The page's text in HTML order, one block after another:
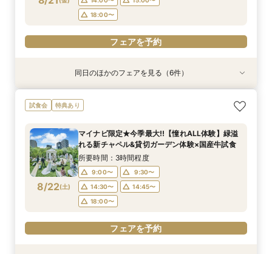
フェアを予約
フェアを予約
フェアを予約
フェアを予約
フェアを予約
18:00〜
フェアを予約
特典あり
8/21(金)
【2件目以降の見学OK】貸切Wフル体験×豪華試
食×お見積り比較
11:00〜
12:00〜
14:00〜
15:00〜
18:00〜
フェアを予約
特典あり
8/21(金)
【10名から全館貸切OK】ミシュラン試食付*少
人数婚ALL体験
11:00〜
12:00〜
14:00〜
15:00〜
18:00〜
フェアを予約
特典あり
8/21(金)
即決ナシ★予算のリアル大公開！本番コーデ×ミ
シュラン試食体験
11:00〜
12:00〜
14:00〜
15:00〜
18:00〜
フェアを予約
特典あり
8/21(金)
7万GIFT付【料理重視必見】豪華ミシュラン試食
×貸切邸宅W体験
11:00〜
12:00〜
14:00〜
15:00〜
18:00〜
フェアを予約
特典あり
8/21(金)
ギフト7万付【初めての見学に】全館ALL体験*見
積相談＆絶品試食
11:00〜
12:00〜
14:00〜
15:00〜
18:00〜
フェアを予約
8/21(金)
【お気軽◎オンライン相談会】スマホで簡単！豪
華10大特典付き
13:00〜
14:30〜
16:00〜
17:30〜
フェアを予約
同日のほかのフェアを見る（6件）
試食会 特典あり
8/22(土)
マイナビ限定★今季最大!!【憧れALL体験】緑溢
れる新チャペル&貸切ガーデン体験×国産牛試食
所要時間：3時間程度
9:00〜
9:30〜
14:30〜
14:45〜
18:00〜
フェアを予約